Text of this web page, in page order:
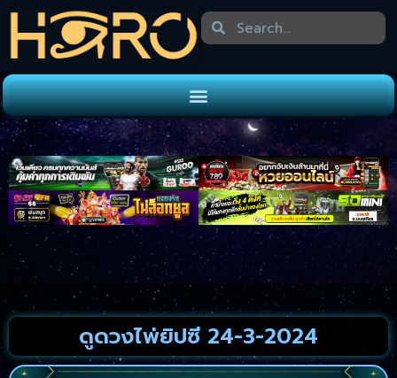
ดูดวงไพ่ยิปซี 24-3-2024